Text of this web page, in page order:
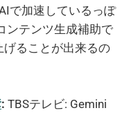
で加速しているっぽ
ンテンツ生成補助で
ることが出来るの
: TBSテレビ: Gemini